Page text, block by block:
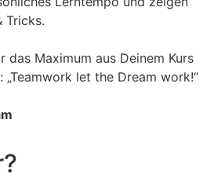
Tricks.
das Maximum aus Deinem Kurs
„Teamwork let the Dream work!“